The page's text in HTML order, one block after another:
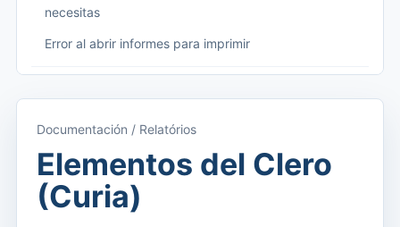
necesitas
Error al abrir informes para imprimir
Menú principal (aplicaciones)
Cambiar entre suscripciones
Documentación / Relatórios
Elementos del Clero
(Curia)